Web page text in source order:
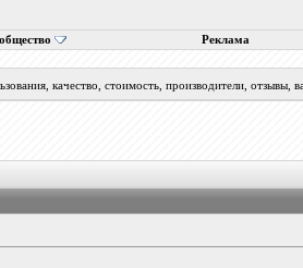
Реклама
качество, стоимость, производители, отзывы,